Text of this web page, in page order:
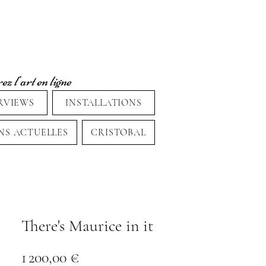
l'art en ligne
INSTALLATIONS
ACTUELLES CRISTOBAL
There's Maurice in it
1 200,00 €